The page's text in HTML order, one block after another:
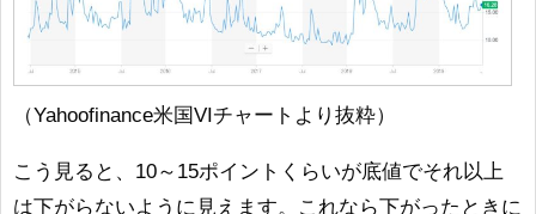
（Yahoofinance米国VIチャートより抜粋）
こう見ると、10～15ポイントくらいが底値でそれ以上
は下がらないように見えます。これなら下がったときに